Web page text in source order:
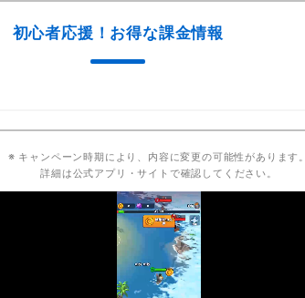
初心者応援！お得な課金情報
※ キャンペーン時期により、内容に変更の可能性があります。
詳細は公式アプリ・サイトで確認してください。